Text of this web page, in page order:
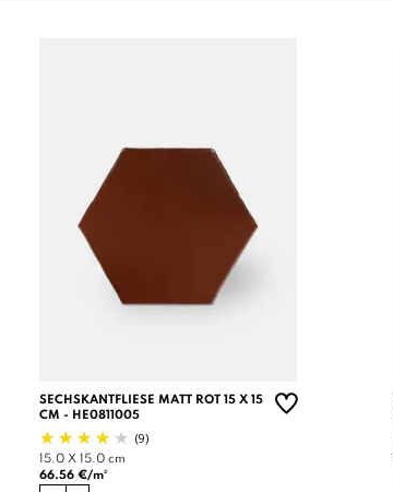
SECHSKANTFLIESE MATT ROT 15 X 15
CM - HE0811005
(9)
15.0 X 15.0 cm
66.56 €/m²